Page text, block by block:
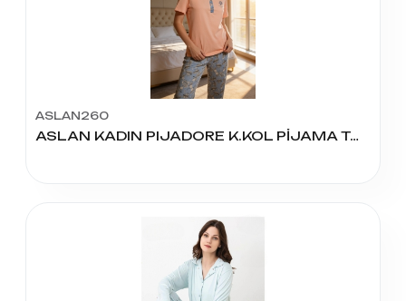
ASLAN260
ASLAN KADIN PIJADORE K.KOL PİJAMA TAKIM 3'LÜ